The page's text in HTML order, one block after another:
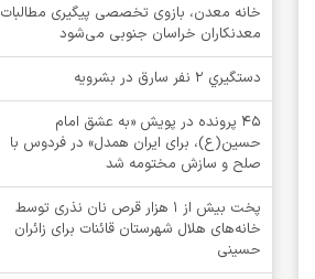
خانه معدن، بازوی تخصصی پیگیری مطالبات
معدنکاران خراسان جنوبی می‌شود
دستگيري 2 نفر سارق در بشرويه
۴۵ پرونده در پویش «به عشق امام
حسین(ع)، برای ایران همدل» در فردوس با
صلح و سازش مختومه شد
پخت بیش از 1 هزار قرص نان نذری توسط
خانه‌های هلال شهرستان قائنات برای زائران
حسینی